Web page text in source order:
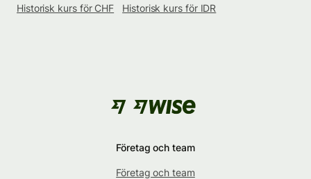
Historisk kurs för CHF
Historisk kurs för IDR
Företag och team
Företag och team